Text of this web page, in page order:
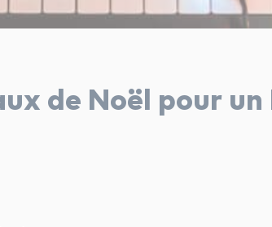
de Noël pour